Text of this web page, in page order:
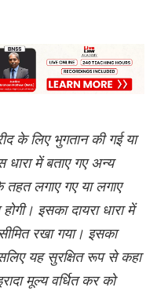
के लिए भुगतान की गई या
धारा में बताए गए अन्य
लगाए गए या लगाए
इसका दायरा धारा में
रखा गया। इसका
यह सुरक्षित रूप से कहा
मूल्य वर्धित कर को